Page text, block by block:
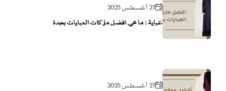
27 أغسطس 2025
عباية : ما هي افضل ماركات العبايات بجدة
27 أغسطس 2025